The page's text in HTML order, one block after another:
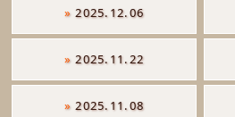
» 2025.12.06
» 2025.11.22
» 2025.11.08